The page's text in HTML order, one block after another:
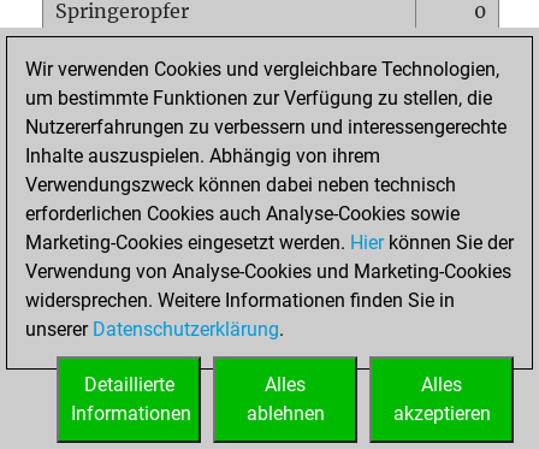
Springeropfer
0
Matt auf vollem Brett
0
Bauer setzt Matt
0
Erstickte Matts
Unterverwandlungen
Türme auf der siebten
0
STARTSEITE
Wir verwenden Cookies und vergleichbare Technologien,
um bestimmte Funktionen zur Verfügung zu stellen, die
Nutzererfahrungen zu verbessern und interessengerechte
Inhalte auszuspielen. Abhängig von ihrem
Verwendungszweck können dabei neben technisch
erforderlichen Cookies auch Analyse-Cookies sowie
Marketing-Cookies eingesetzt werden. Hierkönnen Sie der
Verwendung von Analyse-Cookies und Marketing-Cookies
widersprechen. Weitere Informationen finden Sie in
unserer Datenschutzerklärung.
Alles
akzeptieren
Alles
ablehnen
Detaillierte
Informationen